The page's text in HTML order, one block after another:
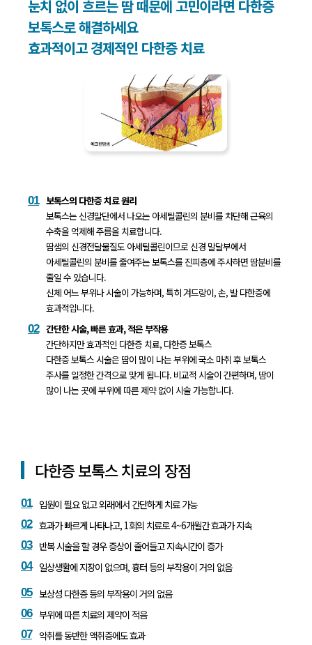
눈치 없이 흐르는 땀 때문에 고민이라면 다한증
보톡스로 해결하세요
효과적이고 경제적인 다한증 치료
01 보톡스의 다한증 치료 원리
보톡스는 신경말단에서 나오는 아세틸콜린의 분비를 차단해 근육의
수축을 억제해 주름을 치료합니다.
땀샘의 신경전달물질도 아세틸콜린이므로 신경 말달부에서
아세틸콜린의 분비를 줄여주는 보톡스를 진피층에 주사하면 땀분비를
줄일 수 있습니다.
신체 어느 부위나 시술이 가능하며, 특히 겨드랑이, 손, 발 다한증에
효과적입니다.
02 간단한 시술, 빠른 효과, 적은 부작용
간단하지만 효과적인 다한증 치료, 다한증 보톡스
다한증 보톡스 시술은 땀이 많이 나는 부위에 국소 마취 후 보톡스
주사를 일정한 간격으로 맞게 됩니다. 비교적 시술이 간편하며, 땀이
많이 나는 곳에 부위에 따른 제약 없이 시술 가능합니다.
다한증 보톡스 치료의 장점
01 입원이 필요 없고 외래에서 간단하게 치료 가능
02 효과가 빠르게 나타나고, 1회의 치료로 4~6개월간 효과가 지속
03 반복 시술을 할 경우 증상이 줄어들고 지속시간이 증가
04 일상생활에 지장이 없으며, 흉터 등의 부작용이 거의 없음
05 보상성 다한증 등의 부작용이 거의 없음
06 부위에 따른 치료의 제약이 적음
07 악취를 동반한 액취증에도 효과